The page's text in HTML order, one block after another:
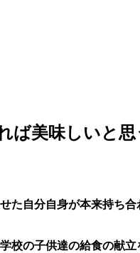
ば美味しいと
た自分自身が本来持ち
の子供達の給食の献